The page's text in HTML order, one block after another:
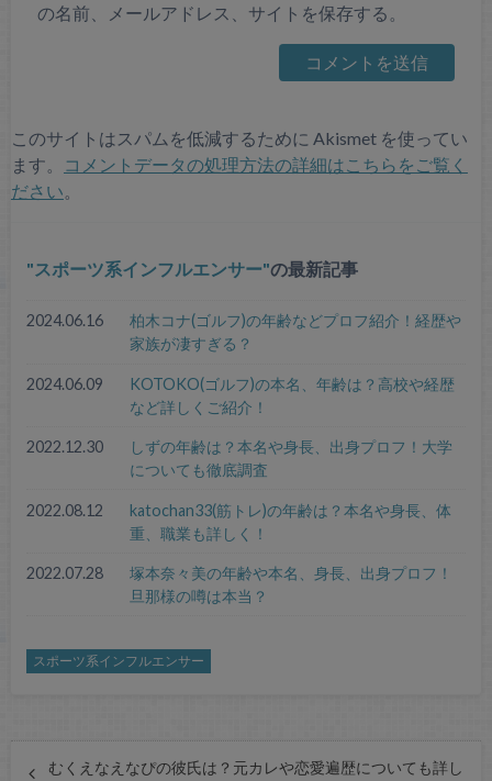
の名前、メールアドレス、サイトを保存する。
このサイトはスパムを低減するために Akismet を使ってい
ます。
コメントデータの処理方法の詳細はこちらをご覧く
ださい。
スポーツ系インフルエンサー の最新記事
2024.06.16
柏木コナ(ゴルフ)の年齢などプロフ紹介！経歴や
家族が凄すぎる？
2024.06.09
KOTOKO(ゴルフ)の本名、年齢は？高校や経歴
など詳しくご紹介！
2022.12.30
しずの年齢は？本名や身長、出身プロフ！大学
についても徹底調査
2022.08.12
katochan33(筋トレ)の年齢は？本名や身長、体
重、職業も詳しく！
2022.07.28
塚本奈々美の年齢や本名、身長、出身プロフ！
旦那様の噂は本当？
スポーツ系インフルエンサー
むくえなえなぴの彼氏は？元カレや恋愛遍歴についても詳し